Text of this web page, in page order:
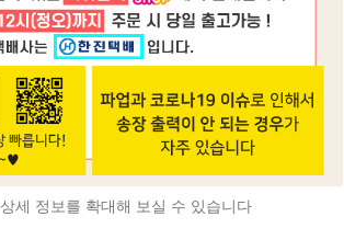
상세 정보를 확대해 보실 수 있습니다